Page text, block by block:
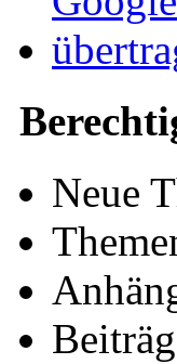
Neue